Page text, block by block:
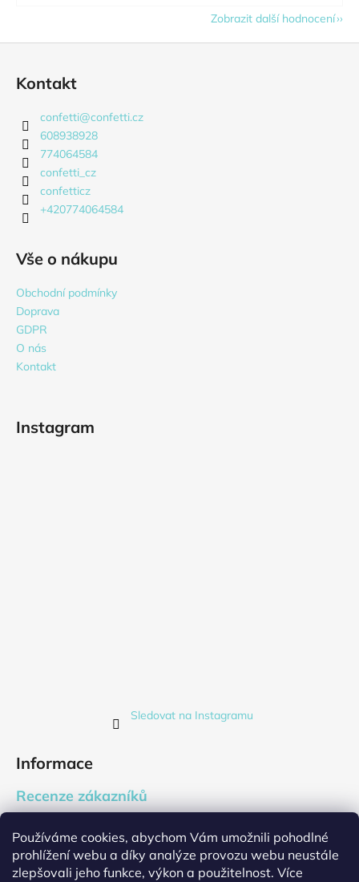
Používáme cookies, abychom Vám umožnili pohodlné
prohlížení webu a díky analýze provozu webu neustále
zlepšovali jeho funkce, výkon a použitelnost. Více
Zobrazit další hodnocení
Kontakt
confetti@confetti.cz
608938928
774064584
confetti_cz
confetticz
+420774064584
Vše o nákupu
Obchodní podmínky
Doprava
GDPR
O nás
Kontakt
Instagram
Sledovat na Instagramu
Informace
Recenze zákazníků
Blog
Firemní dárky
Cookies